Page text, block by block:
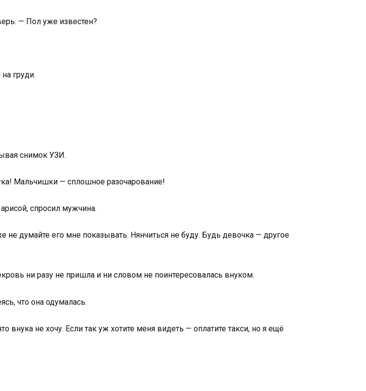
— Пол уже известен?
груди.
снимок УЗИ.
Мальчишки — сплошное разочарование!
спросил мужчина.
думайте его мне показывать. Нянчиться не буду. Будь девочка — другое
ни разу не пришла и ни словом не поинтересовалась внуком.
что она одумалась.
внука не хочу. Если так уж хотите меня видеть — оплатите такси, но я ещё